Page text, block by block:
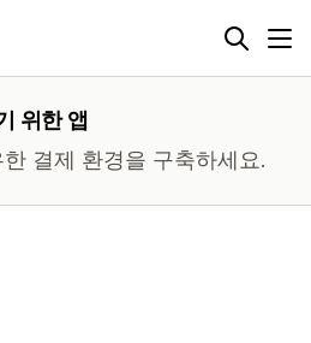
위한 앱
결제 환경을 구축하세요.